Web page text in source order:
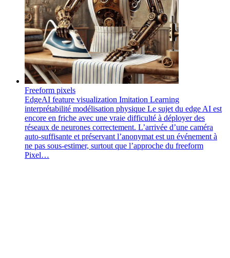
Freeform pixels
EdgeAI feature visualization Imitation Learning
interprétabilité modélisation physique Le sujet du edge AI est
encore en friche avec une vraie difficulté à déployer des
réseaux de neurones correctement. L’arrivée d’une caméra
auto-suffisante et préservant l’anonymat est un événement à
ne pas sous-estimer, surtout que l’approche du freeform
Pixel…